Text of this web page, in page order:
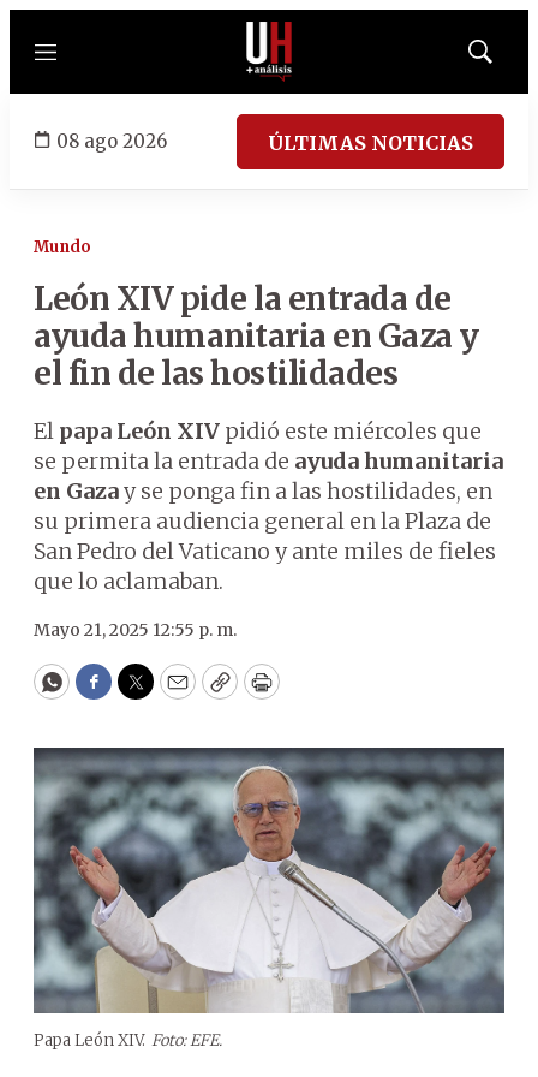
Menú
Mostrar
08 ago 2026 ÚLTIMAS NOTICIAS
Mundo
León XIV pide la entrada de
ayuda humanitaria en Gaza y
el fin de las hostilidades
El papa León XIV pidió este miércoles que
se permita la entrada de ayuda humanitaria
en Gazay se ponga fin a las hostilidades, en
su primera audiencia general en la Plaza de
San Pedro del Vaticano y ante miles de fieles
que lo aclamaban.
Mayo 21, 2025 12:55 p. m.
WhatsApp
Facebook
Twitter
EmailCopyPrint
Papa León XIV. Foto: EFE.